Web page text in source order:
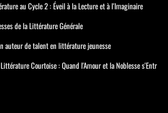
au Cycle 2 : Éveil à la Lecture et à l'Imaginaire
de la Littérature Générale
auteur de talent en littérature jeunesse
Courtoise : Quand l'Amour et la Noblesse s'Entr